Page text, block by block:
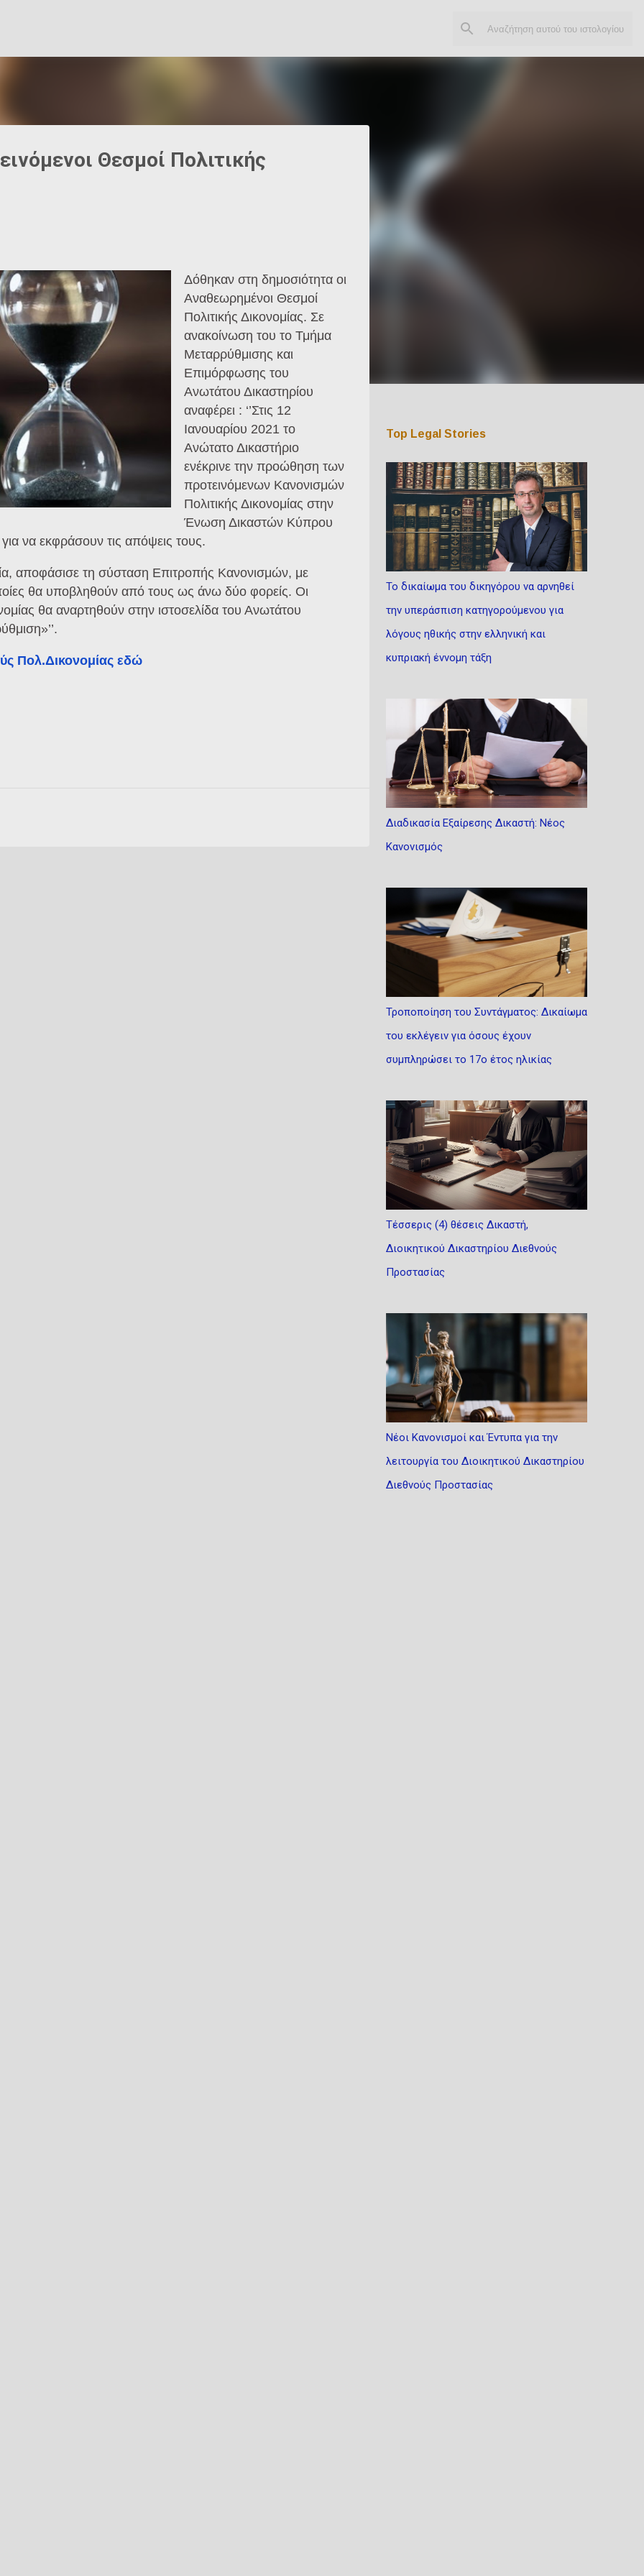
Θεσμοί Πολιτικής
Δόθηκαν στη δημοσιότητα οι
Αναθεωρημένοι Θεσμοί
Πολιτικής Δικονομίας. Σε
ανακοίνωση του το Τμήμα
Μεταρρύθμισης και
Επιμόρφωσης του
Ανωτάτου Δικαστηρίου
αναφέρει : ‘’Στις 12
Ιανουαρίου 2021 το
Ανώτατο Δικαστήριο
ενέκρινε την προώθηση των
προτεινόμενων Κανονισμών
Πολιτικής Δικονομίας στην
Ένωση Δικαστών Κύπρου
να εκφράσουν τις απόψεις τους.
αποφάσισε τη σύσταση Επιτροπής Κανονισμών, με
θα υποβληθούν από τους ως άνω δύο φορείς. Οι
θα αναρτηθούν στην ιστοσελίδα του Ανωτάτου
Πολ.Δικονομίας εδώ
Top Legal Stories
Το δικαίωμα του δικηγόρου να αρνηθεί
την υπεράσπιση κατηγορούμενου για
λόγους ηθικής στην ελληνική και
κυπριακή έννομη τάξη
Διαδικασία Εξαίρεσης Δικαστή: Νέος
Κανονισμός
Τροποποίηση του Συντάγματος: Δικαίωμα
του εκλέγειν για όσους έχουν
συμπληρώσει το 17ο έτος ηλικίας
Τέσσερις (4) θέσεις Δικαστή,
Διοικητικού Δικαστηρίου Διεθνούς
Προστασίας
Νέοι Κανονισμοί και Έντυπα για την
λειτουργία του Διοικητικού Δικαστηρίου
Διεθνούς Προστασίας